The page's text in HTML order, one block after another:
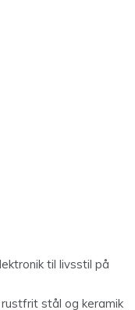
til livsstil på
stål og keramik